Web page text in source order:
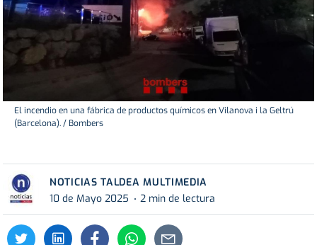
El incendio en una fábrica de productos químicos en Vilanova i la Geltrú
(Barcelona). / Bombers
NOTICIAS TALDEA MULTIMEDIA
10 de Mayo 2025
2 min de lectura